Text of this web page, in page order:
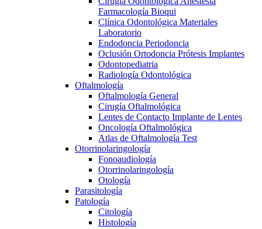
Farmacología Bioqui
Clínica Odontológica Materiales
Laboratorio
Endodoncia Periodoncia
Oclusión Ortodoncia Prótesis Implantes
Odontopediatria
Radiología Odontológica
Oftalmología
Oftalmología General
Cirugía Oftalmológica
Lentes de Contacto Implante de Lentes
Oncología Oftalmológica
Atlas de Oftalmología Test
Otorrinolaringología
Fonoaudiología
Otorrinolaringología
Otología
Parasitología
Patología
Citología
Histología